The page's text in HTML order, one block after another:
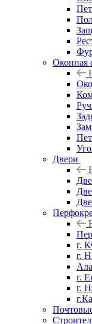
Оконная
Двери
г.
г.
г.
г.